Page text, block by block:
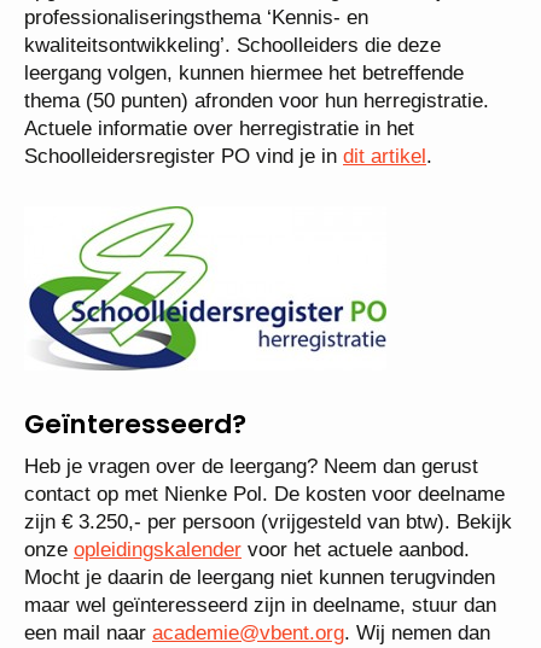
professionaliseringsthema ‘Kennis- en
kwaliteitsontwikkeling’. Schoolleiders die deze
leergang volgen, kunnen hiermee het betreffende
thema (50 punten) afronden voor hun herregistratie.
Actuele informatie over herregistratie in het
Schoolleidersregister PO vind je in dit artikel.
Geïnteresseerd?
Heb je vragen over de leergang? Neem dan gerust
contact op met Nienke Pol. De kosten voor deelname
zijn € 3.250,- per persoon (vrijgesteld van btw). Bekijk
onze opleidingskalender voor het actuele aanbod.
Mocht je daarin de leergang niet kunnen terugvinden
maar wel geïnteresseerd zijn in deelname, stuur dan
een mail naar academie@vbent.org. Wij nemen dan